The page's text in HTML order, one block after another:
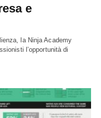
e
la Ninja Academy
l’opportunità di